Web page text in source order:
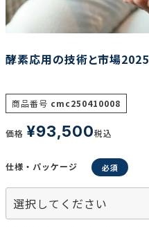
リセット
酵素応用の技術と市場2025
商品番号 cmc250410008
価格 ¥93,500税込
仕様・パッケージ